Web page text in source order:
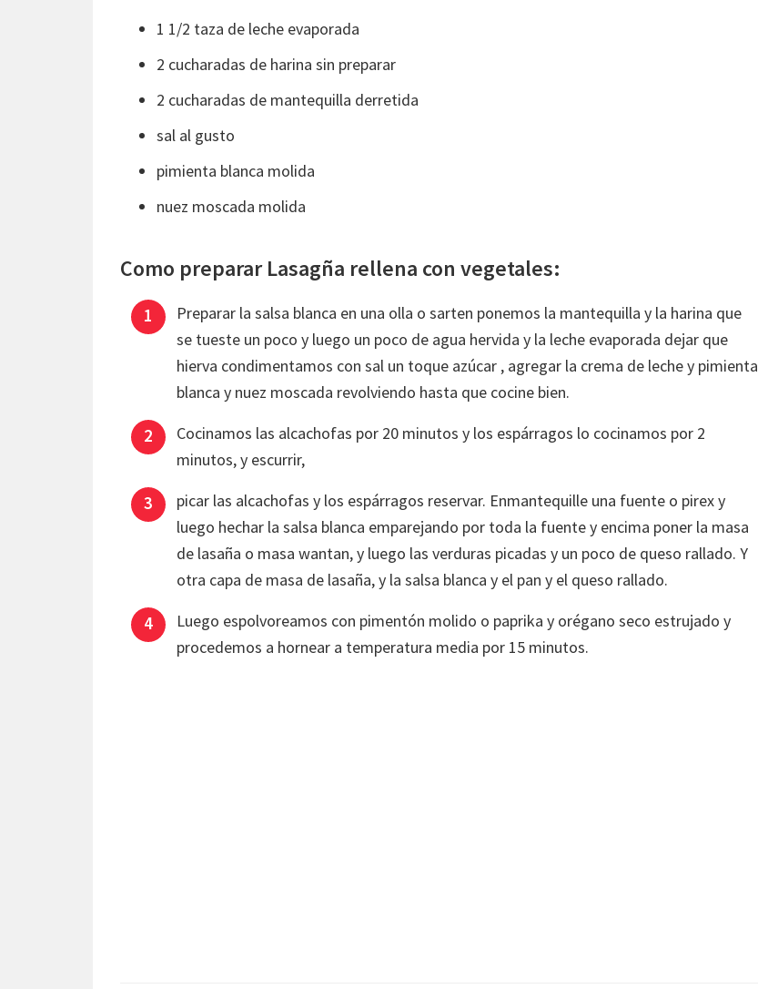
1 1/2 taza de leche evaporada
2 cucharadas de harina sin preparar
2 cucharadas de mantequilla derretida
sal al gusto
pimienta blanca molida
nuez moscada molida
Como preparar Lasagña rellena con vegetales:
Preparar la salsa blanca en una olla o sarten ponemos la mantequilla y la harina que
se tueste un poco y luego un poco de agua hervida y la leche evaporada dejar que
hierva condimentamos con sal un toque azúcar , agregar la crema de leche y pimienta
blanca y nuez moscada revolviendo hasta que cocine bien.
Cocinamos las alcachofas por 20 minutos y los espárragos lo cocinamos por 2
minutos, y escurrir,
picar las alcachofas y los espárragos reservar. Enmantequille una fuente o pirex y
luego hechar la salsa blanca emparejando por toda la fuente y encima poner la masa
de lasaña o masa wantan, y luego las verduras picadas y un poco de queso rallado. Y
otra capa de masa de lasaña, y la salsa blanca y el pan y el queso rallado.
Luego espolvoreamos con pimentón molido o paprika y orégano seco estrujado y
procedemos a hornear a temperatura media por 15 minutos.